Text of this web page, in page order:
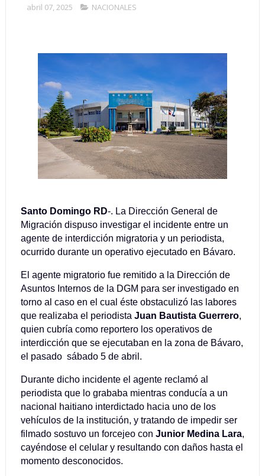
abril 07, 2025 NACIONALES
Santo Domingo RD-. La Dirección General de
Migración dispuso investigar el incidente entre un
agente de interdicción migratoria y un periodista,
ocurrido durante un operativo ejecutado en Bávaro.
El agente migratorio fue remitido a la Dirección de
Asuntos Internos de la DGM para ser investigado en
torno al caso en el cual éste obstaculizó las labores
que realizaba el periodista Juan Bautista Guerrero,
quien cubría como reportero los operativos de
interdicción que se ejecutaban en la zona de Bávaro,
el pasado sábado 5 de abril.
Durante dicho incidente el agente reclamó al
periodista que lo grababa mientras conducía a un
nacional haitiano interdictado hacia uno de los
vehículos de la institución, y tratando de impedir ser
filmado sostuvo un forcejeo con Junior Medina Lara,
cayéndose el celular y resultando con daños hasta el
momento desconocidos.